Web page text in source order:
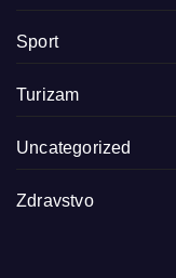
Sport
Turizam
Uncategorized
Zdravstvo